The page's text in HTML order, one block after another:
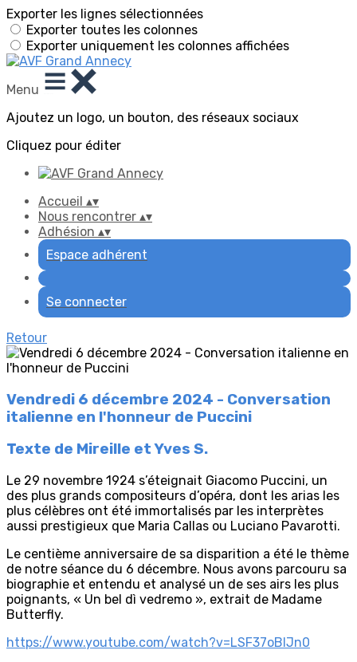
Exporter les lignes sélectionnées
Exporter toutes les colonnes
Exporter uniquement les colonnes affichées
Menu
Ajoutez un logo, un bouton, des réseaux sociaux
Cliquez pour éditer
Accueil ▴▾
Nous rencontrer ▴▾
Adhésion ▴▾
Espace adhérent
Se connecter
Retour
Vendredi 6 décembre 2024 - Conversation
italienne en l'honneur de Puccini
Texte de Mireille et Yves S.
Le 29 novembre 1924 s’éteignait Giacomo Puccini, un
des plus grands compositeurs d’opéra, dont les arias les
plus célèbres ont été immortalisés par les interprètes
aussi prestigieux que Maria Callas ou Luciano Pavarotti.
Le centième anniversaire de sa disparition a été le thème
de notre séance du 6 décembre. Nous avons parcouru sa
biographie et entendu et analysé un de ses airs les plus
poignants, « Un bel dì vedremo », extrait de Madame
Butterfly.
https://www.youtube.com/watch?v=LSF37oBlJn0